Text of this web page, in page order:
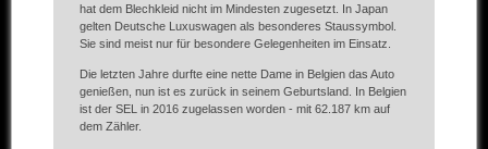
hat dem Blechkleid nicht im Mindesten zugesetzt. In Japan
gelten Deutsche Luxuswagen als besonderes Staussymbol.
Sie sind meist nur für besondere Gelegenheiten im Einsatz.
Die letzten Jahre durfte eine nette Dame in Belgien das Auto
genießen, nun ist es zurück in seinem Geburtsland. In Belgien
ist der SEL in 2016 zugelassen worden - mit 62.187 km auf
dem Zähler.